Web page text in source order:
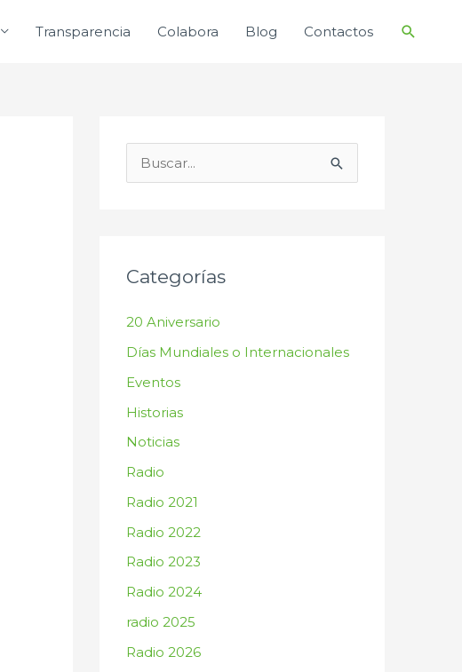
Transparencia Colabora Blog Contactos Buscar
a
p
o
r
:
Categorías
20 Aniversario
Días Mundiales o Internacionales
Eventos
Historias
Noticias
Radio
Radio 2021
Radio 2022
Radio 2023
Radio 2024
radio 2025
Radio 2026